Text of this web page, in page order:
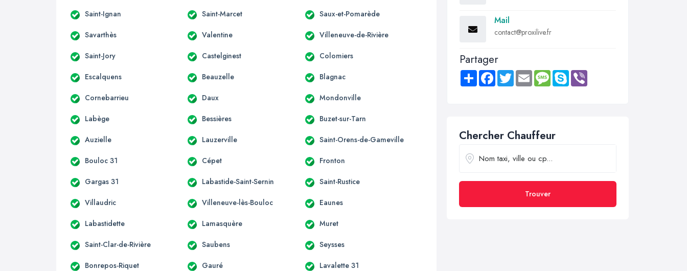
Saint-Ignan Saint-Marcet Saux-et-Pomarède
Savarthès Valentine Villeneuve-de-Rivière
Saint-Jory Castelginest Colomiers
Escalquens Beauzelle Blagnac
Cornebarrieu Daux Mondonville
Labège Bessières Buzet-sur-Tarn
Auzielle Lauzerville Saint-Orens-de-Gameville
Bouloc 31 Cépet Fronton
Gargas 31 Labastide-Saint-Sernin Saint-Rustice
Villaudric Villeneuve-lès-Bouloc Eaunes
Labastidette Lamasquère Muret
Saint-Clar-de-Rivière Saubens Seysses
Bonrepos-Riquet Gauré Lavalette 31
Mail
contact@proxilive.fr
Partager
Share FacebookTwitter Email MessageSkype
Chercher Chauffeur
Trouver